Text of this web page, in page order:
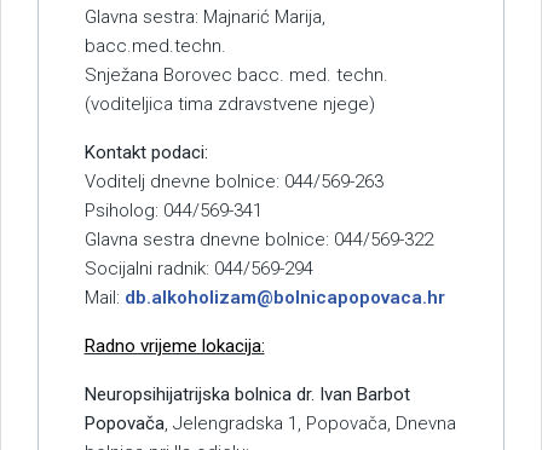
Glavna sestra: Majnarić Marija,
bacc.med.techn.
Snježana Borovec bacc. med. techn.
(voditeljica tima zdravstvene njege)
Kontakt podaci:
Voditelj dnevne bolnice: 044/569-263
Psiholog: 044/569-341
Glavna sestra dnevne bolnice: 044/569-322
Socijalni radnik: 044/569-294
Mail: db.alkoholizam@bolnicapopovaca.hr
Radno vrijeme lokacija:
Neuropsihijatrijska bolnica dr. Ivan Barbot
Popovača, Jelengradska 1, Popovača, Dnevna